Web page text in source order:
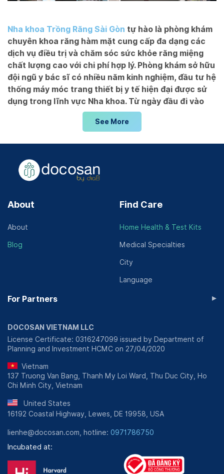
Nha khoa Trồng Răng Sài Gòn tự hào là phòng khám
chuyên khoa răng hàm mặt cung cấp đa dạng các
dịch vụ điều trị và chăm sóc sức khỏe răng miệng
chất lượng cao với chi phí hợp lý. Phòng khám sở hữu
đội ngũ y bác sĩ có nhiều năm kinh nghiệm, đầu tư hệ
thống máy móc trang thiết bị y tế hiện đại được sử
dụng trong lĩnh vực Nha khoa. Từ ngày đầu đi vào
hoạt động cho đến thời điểm hiện tại, phòng khám
luôn được người dân khu vực Hồ Chí Minh và khách
Tổng quan về Phòng khám Nha
khoa Trồng Răng Sài Gòn
Nha khoa Trồng Răng Sài Gònlà phòng khám nha khoa
Phường 1, Quận 10, TPHCM. Phòng khám gần với trung
và di chuyển đến đây.
Từ khi đi vào hoạt động đến hiện tại, Nha khoa Trồng
Răng Sài Gòn đã tạo được thương hiệu đáng tin cậy
đều được nhân viên tiếp đón, tư vấn nhiệt tình, được
cách chuyên nghiệp. Để cung cấp đúng dịch vụ, phòng
khám luôn bắt đầu bằng cách lắng nghe nhu cầu của
khách hàng và đưa ra giải pháp phù hợp nhất.
See More
About
About
Blog
Find Care
Home Health & Test Kits
Medical Specialties
City
Language
For Partners ▸
DOCOSAN VIETNAM LLC
License Certificate: 0316247099 issued by Department of
Planning and Investment HCMC on 27/04/2020
Vietnam
137 Truong Van Bang, Thanh My Loi Ward, Thu Duc City, Ho
Chi Minh City, Vietnam
United States
16192 Coastal Highway, Lewes, DE 19958, USA
lienhe@docosan.com, hotline: 0971786750
Incubated at: